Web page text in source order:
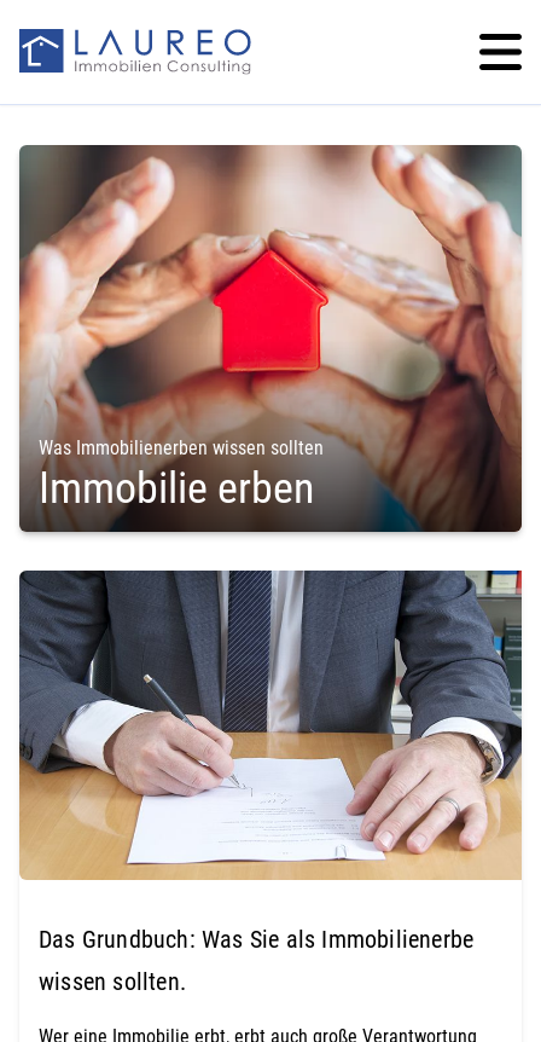
Was Immobilienerben wissen sollten
Immobilie erben
Das Grundbuch: Was Sie als Immobilienerbe
wissen sollten.
Wer eine Immobilie erbt, erbt auch große Verantwortung